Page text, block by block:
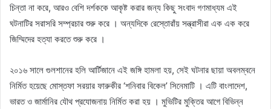
চিন্তা না করে, আরও বেশি দর্শককে আকৃষ্ট করার জন্য কিছু সংবাদ গণমাধ্যম এই
ঘটনাটির সরাসরি সম্প্রচার শুরু করে । অন্যদিকে রেস্তোরাঁয় সন্ত্রাসীরা এক এক করে
জিম্মিদের হত্যা করতে শুরু করে ।
২০১৬ সালে গুলশানের হলি আর্টিজানে এই জঙ্গি হামলা হয়, সেই ঘটনার ছায়া অবলম্বনে
নির্মিত হয়েছে মোস্তফা সরয়ার ফারুকীর ‘শনিবার বিকেল’ সিনেমাটি । এটি বাংলাদেশ,
ভারত ও জার্মানির যৌথ প্রযোজনায় নির্মিত করা হয় । মুভিটির মুক্তির আগে বিভিন্ন